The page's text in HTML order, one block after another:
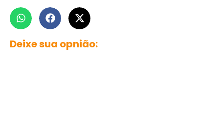
Deixe sua opnião: